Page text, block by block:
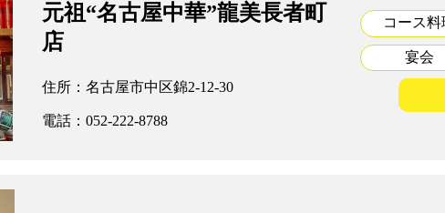
元祖“名古屋中華”龍美長者町
店
住所：名古屋市中区錦2-12-30
電話：052-222-8788
コース料
宴会